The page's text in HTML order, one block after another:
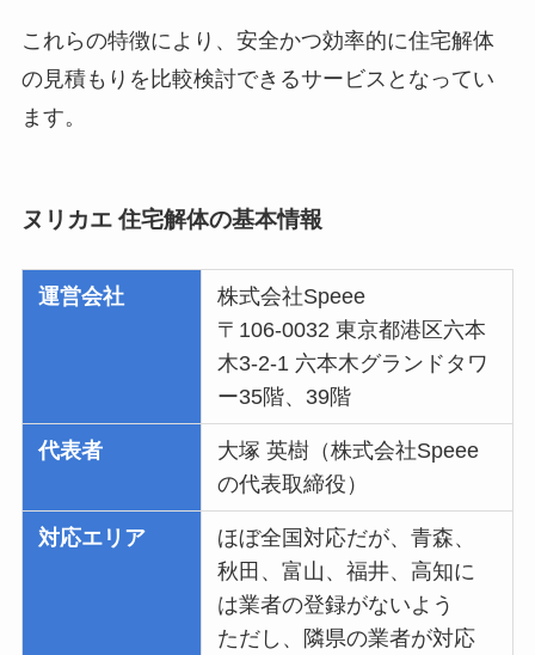
これらの特徴により、安全かつ効率的に住宅解体
の見積もりを比較検討できるサービスとなってい
ます。
ヌリカエ 住宅解体の基本情報
運営会社
株式会社Speee
〒106-0032 東京都港区六本
木3-2-1 六本木グランドタワ
ー35階、39階
代表者
大塚 英樹（株式会社Speee
の代表取締役）
対応エリア
ほぼ全国対応だが、青森、
秋田、富山、福井、高知に
は業者の登録がないよう
ただし、隣県の業者が対応